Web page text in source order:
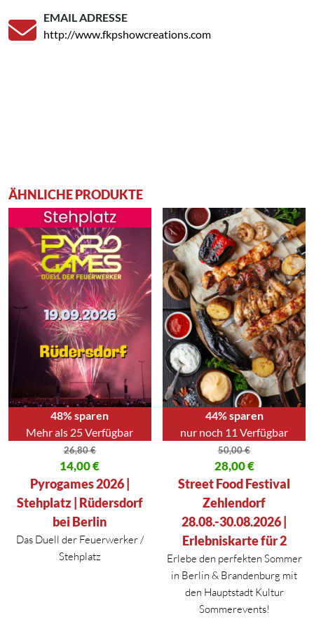
EMAIL ADRESSE
http://www.fkpshowcreations.com
ÄHNLICHE PRODUKTE
48% sparen
Mehr als 25 Verfügbar
26,80€
Ursprünglicher Preis war: 26,80 €
14,00€
Aktueller Preis ist: 14,00 €.
Pyrogames 2026 |
Stehplatz | Rüdersdorf
bei Berlin
Das Duell der Feuerwerker /
Stehplatz
44% sparen
nur noch 11 Verfügbar
50,00€
Ursprünglicher Preis war:
28,00€
Aktueller Preis ist: 28,00 €.
Street Food Festival
Zehlendorf
28.08.-30.08.2026 |
Erlebniskarte für 2
Erlebe den perfekten Sommer
in Berlin & Brandenburg mit
den Hauptstadt Kultur
Sommerevents!